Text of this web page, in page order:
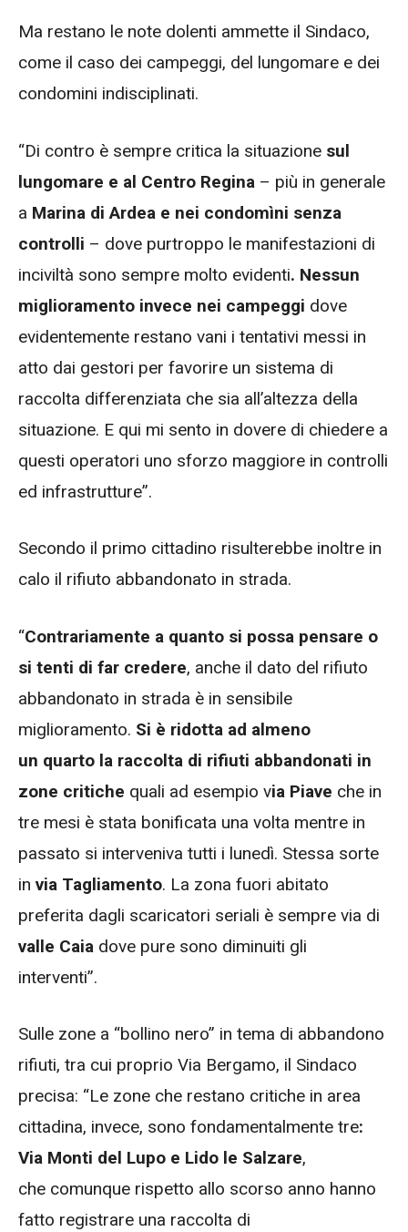
Ma restano le note dolenti ammette il Sindaco,
come il caso dei campeggi, del lungomare e dei
condomini indisciplinati.
“Di contro è sempre critica la situazione sul
lungomare e al Centro Regina – più in generale
a Marina di Ardea e nei condomìni senza
controlli – dove purtroppo le manifestazioni di
inciviltà sono sempre molto evidenti. Nessun
miglioramento invece nei campeggi dove
evidentemente restano vani i tentativi messi in
atto dai gestori per favorire un sistema di
raccolta differenziata che sia all’altezza della
situazione. E qui mi sento in dovere di chiedere a
questi operatori uno sforzo maggiore in controlli
ed infrastrutture”.
Secondo il primo cittadino risulterebbe inoltre in
calo il rifiuto abbandonato in strada.
“Contrariamente a quanto si possa pensare o
si tenti di far credere, anche il dato del rifiuto
abbandonato in strada è in sensibile
miglioramento. Si è ridotta ad almeno
un quarto la raccolta di rifiuti abbandonati in
zone critiche quali ad esempio via Piave che in
tre mesi è stata bonificata una volta mentre in
passato si interveniva tutti i lunedì. Stessa sorte
in via Tagliamento. La zona fuori abitato
preferita dagli scaricatori seriali è sempre via di
valle Caia dove pure sono diminuiti gli
interventi”.
Sulle zone a “bollino nero” in tema di abbandono
rifiuti, tra cui proprio Via Bergamo, il Sindaco
precisa: “Le zone che restano critiche in area
cittadina, invece, sono fondamentalmente tre:
Via Monti del Lupo e Lido le Salzare,
che comunque rispetto allo scorso anno hanno
fatto registrare una raccolta di